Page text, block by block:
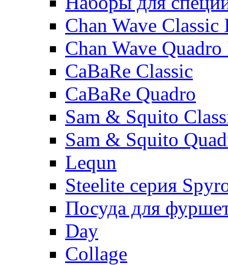
Chan Wave
Chan Wave
CaBaRe Classic
CaBaRe Quadro
Sam & Squito
Sam & Squito
Lequn
Steelite серия
Посуда для
Day
Collage